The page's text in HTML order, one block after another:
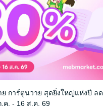
ที่ 1
ย การ์ตูนวาย สุดยิ่งใหญ่แห่งปี ลด
ค. - 16 ส.ค. 69